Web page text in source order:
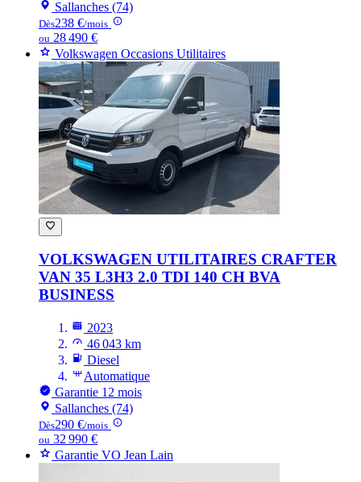
Sallanches (74)
Dès238 €/mois
ou 28 490 €
Volkswagen Occasions Utilitaires
VOLKSWAGEN UTILITAIRES CRAFTER
VAN 35 L3H3 2.0 TDI 140 CH BVA
BUSINESS
2023
46 043 km
Diesel
Automatique
Garantie 12 mois
Sallanches (74)
Dès290 €/mois
ou 32 990 €
Garantie VO Jean Lain